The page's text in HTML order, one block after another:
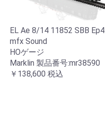
EL Ae 8/14 11852 SBB Ep4
mfx Sound
HOゲージ
Marklin 製品番号:mr38590
￥138,600 税込